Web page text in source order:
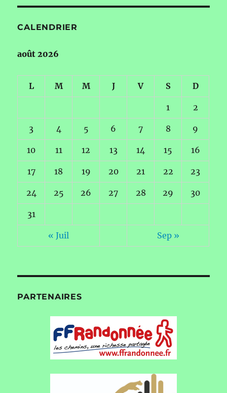
CALENDRIER
août 2026
L M M J V S D
1 2
3 4 5 6 7 8 9
10 11 12 13 14 15 16
17 18 19 20 21 22 23
24 25 26 27 28 29 30
31
« Juil Sep »
PARTENAIRES